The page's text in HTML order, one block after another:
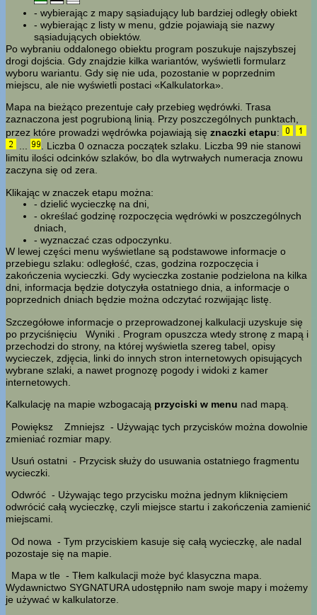
- wybierając z mapy sąsiadujący lub bardziej odległy obiekt
- wybierając z listy w menu, gdzie pojawiają sie nazwy
sąsiadujących obiektów.
Po wybraniu oddalonego obiektu program poszukuje najszybszej
drogi dojścia. Gdy znajdzie kilka wariantów, wyświetli formularz
wyboru wariantu. Gdy się nie uda, pozostanie w poprzednim
miejscu, ale nie wyświetli postaci «Kalkulatorka».
Mapa na bieżąco prezentuje cały przebieg wędrówki. Trasa
zaznaczona jest pogrubioną linią. Przy poszczególnych punktach,
przez które prowadzi wędrówka pojawiają się znaczki etapu:
. Liczba 0 oznacza początek szlaku. Liczba 99 nie stanowi
limitu ilości odcinków szlaków, bo dla wytrwałych numeracja znowu
zaczyna się od zera.
Klikając w znaczek etapu można:
- dzielić wycieczkę na dni,
- określać godzinę rozpoczęcia wędrówki w poszczególnych
dniach,
- wyznaczać czas odpoczynku.
W lewej części menu wyświetlane są podstawowe informacje o
przebiegu szlaku: odległość, czas, godzina rozpoczęcia i
zakończenia wycieczki. Gdy wycieczka zostanie podzielona na kilka
dni, informacja będzie dotyczyła ostatniego dnia, a informacje o
poprzednich dniach będzie można odczytać rozwijając listę.
Szczegółowe informacje o przeprowadzonej kalkulacji uzyskuje się
po przyciśnięciu
Wyniki
. Program opuszcza wtedy stronę z mapą i
przechodzi do strony, na której wyświetla szereg tabel, opisy
wycieczek, zdjęcia, linki do innych stron internetowych opisujących
wybrane szlaki, a nawet prognozę pogody i widoki z kamer
internetowych.
Kalkulację na mapie wzbogacają przyciski w menu nad mapą.
Powiększ
Zmniejsz - Używając tych przycisków można dowolnie
zmieniać rozmiar mapy.
Usuń ostatni - Przycisk służy do usuwania ostatniego fragmentu
wycieczki.
Odwróć - Używając tego przycisku można jednym kliknięciem
odwrócić całą wycieczkę, czyli miejsce startu i zakończenia zamienić
miejscami.
Od nowa - Tym przyciskiem kasuje się całą wycieczkę, ale nadal
pozostaje się na mapie.
Mapa w tle - Tłem kalkulacji może być klasyczna mapa.
Wydawnictwo SYGNATURA udostępniło nam swoje mapy i możemy
je używać w kalkulatorze.